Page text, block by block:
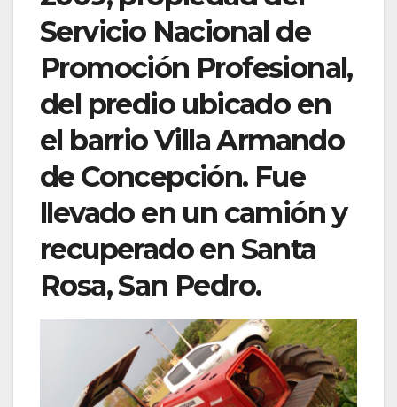
Servicio Nacional de
Promoción Profesional,
del predio ubicado en
el barrio Villa Armando
de Concepción. Fue
llevado en un camión y
recuperado en Santa
Rosa, San Pedro.